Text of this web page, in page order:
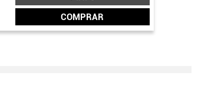
COMPRAR